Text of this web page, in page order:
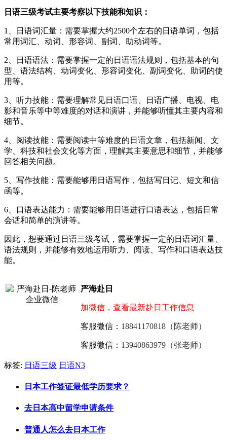
日语三级考试主要考察以下技能和知识：
1、日语词汇量：需要掌握大约2500个左右的日语单词，包括
常用词汇、动词、形容词、副词、助动词等。
2、日语语法：需要掌握一定的日语语法规则，包括基本的句
型、语法结构、动词变化、形容词变化、副词变化、助词的使
用等。
3、听力技能：需要理解常见日语口语、日语广播、电视、电
影和音乐等中等难度的对话和演讲，并能够听懂其主要内容和
细节。
4、阅读技能：需要阅读中等难度的日语文章，包括新闻、文
学、科技和社会文化等方面，理解其主要意思和细节，并能够
回答相关问题。
5、写作技能：需要能够用日语写作，包括写日记、短文和信
函等。
6、口语表达能力：需要能够用日语进行口语表达，包括日常
会话和简单的演讲等。
因此，想要通过日语三级考试，需要掌握一定的日语词汇量、
语法规则，并能够有效地运用听力、阅读、写作和口语表达技
能。
严海赴日
加微信，查看最新赴日工作信息
客服微信： 18841170818（陈老师）
客服微信： 13940863979（张老师）
标签: 日语三级 日语N3
日本工作签证最低学历要求？
去日本高中留学申请条件
普通人怎么去日本工作